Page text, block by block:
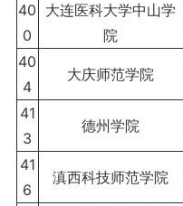
40
0
大连医科大学中山学
院
40
4
大庆师范学院
41
3
德州学院
41
6
滇西科技师范学院